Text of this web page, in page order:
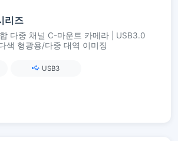
리즈
다중 채널 C-마운트 카메라 | USB3.0
색 형광용/다중 대역 이미징
USB3